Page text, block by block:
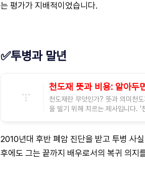
는 평가가 지배적이었습니다.
✅투병과 말년
천도재 뜻과 비용: 알아두
천도재란 무엇인가? 뜻과 의미천
을 빌기 위해 치르는 제사입니다.
2010년대 후반 폐암 진단을 받고 투병 사
후에도 그는 끝까지 배우로서의 복귀 의지